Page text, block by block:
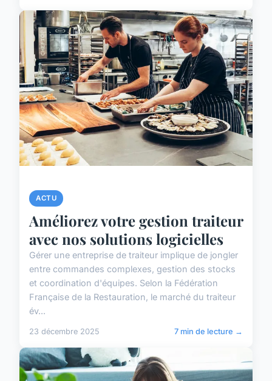
ACTU
Améliorez votre gestion traiteur
avec nos solutions logicielles
Gérer une entreprise de traiteur implique de jongler
entre commandes complexes, gestion des stocks
et coordination d'équipes. Selon la Fédération
Française de la Restauration, le marché du traiteur
év...
23 décembre 2025 7 min de lecture →